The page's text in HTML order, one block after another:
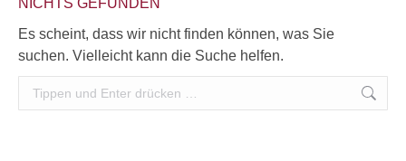
NICHTS GEFUNDEN
Es scheint, dass wir nicht finden können, was Sie
suchen. Vielleicht kann die Suche helfen.
Search: